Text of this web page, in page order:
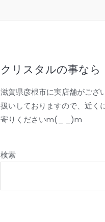
クリスタルの事なら
滋賀県彦根市に実店舗がござ
扱いしておりますので、近く
寄りくださいm(_ _)m
検索